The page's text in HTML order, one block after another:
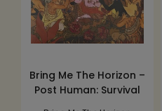
Bring Me The Horizon –
Post Human: Survival